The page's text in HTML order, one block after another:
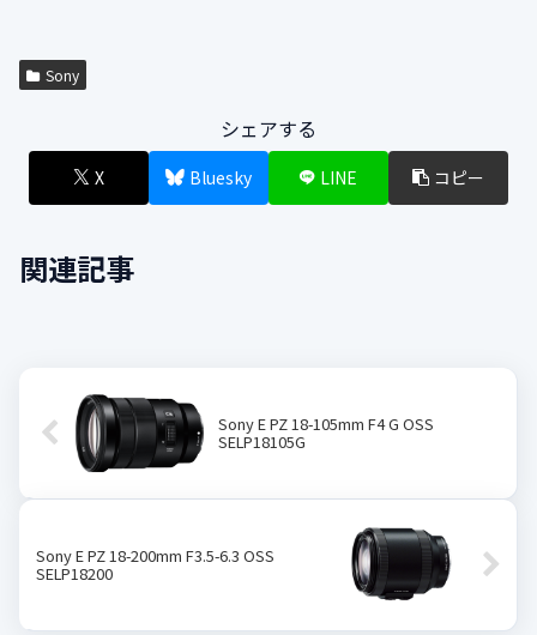
Sony
シェアする
X Bluesky LINE コピー
関連記事
Sony E PZ 18-105mm F4 G OSS
SELP18105G
Sony E PZ 18-200mm F3.5-6.3 OSS
SELP18200